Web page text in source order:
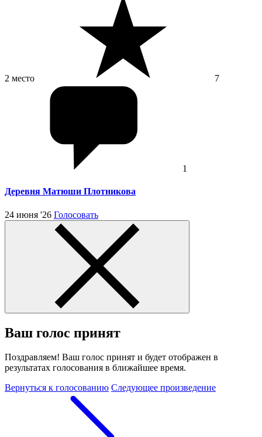
2 место 7
1
Деревня Матюши Плотникова
24 июня '26 Голосовать
Ваш голос принят
Поздравляем! Ваш голос принят и будет отображен в
результатах голосования в ближайшее время.
Вернуться к голосованию Следующее произведение